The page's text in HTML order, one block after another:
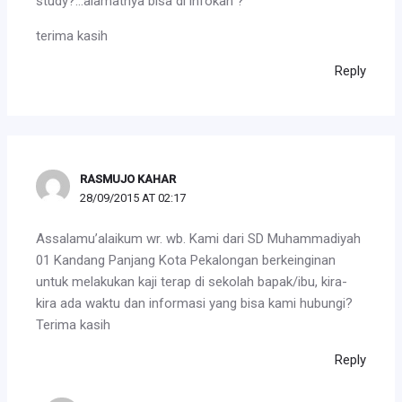
terima kasih
Reply
RASMUJO KAHAR
28/09/2015 AT 02:17
Assalamu’alaikum wr. wb. Kami dari SD Muhammadiyah
01 Kandang Panjang Kota Pekalongan berkeinginan
untuk melakukan kaji terap di sekolah bapak/ibu, kira-
kira ada waktu dan informasi yang bisa kami hubungi?
Terima kasih
Reply